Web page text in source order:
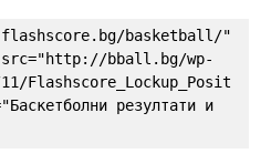
basketball/"
src="http://bball.bg/wp-
Flashscore_Lockup_Posit
резултати и